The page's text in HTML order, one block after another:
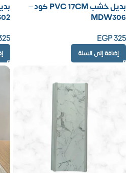
بديل خشب PVC 17CM كود –
MDW306
EGP325
إضافة إلى السلة